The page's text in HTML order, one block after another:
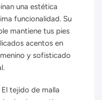
una estética
funcionalidad. Su
mantiene tus pies
acentos en
y sofisticado
El tejido de malla